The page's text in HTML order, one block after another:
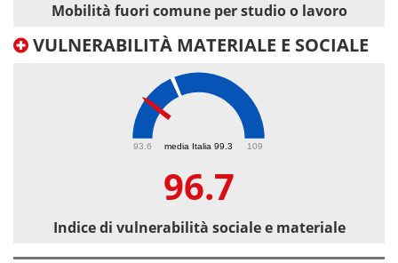
Mobilità fuori comune per studio o lavoro
VULNERABILITÀ MATERIALE E SOCIALE
media Italia 99.3
93.6 109
96.7
Indice di vulnerabilità sociale e materiale